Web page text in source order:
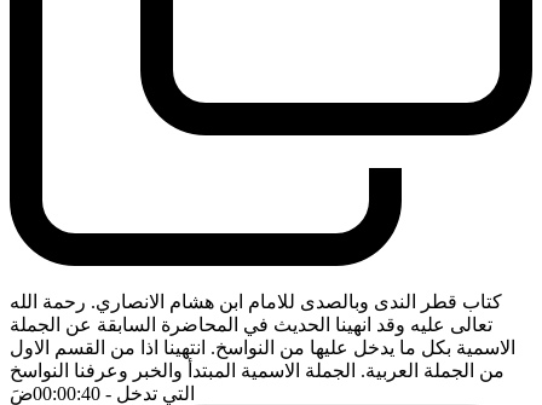
كتاب قطر الندى وبالصدى للامام ابن هشام الانصاري. رحمة الله
تعالى عليه وقد انهينا الحديث في المحاضرة السابقة عن الجملة
الاسمية بكل ما يدخل عليها من النواسخ. انتهينا اذا من القسم الاول
من الجملة العربية. الجملة الاسمية المبتدأ والخبر وعرفنا النواسخ
التي تدخل - 00:00:40 ضَ